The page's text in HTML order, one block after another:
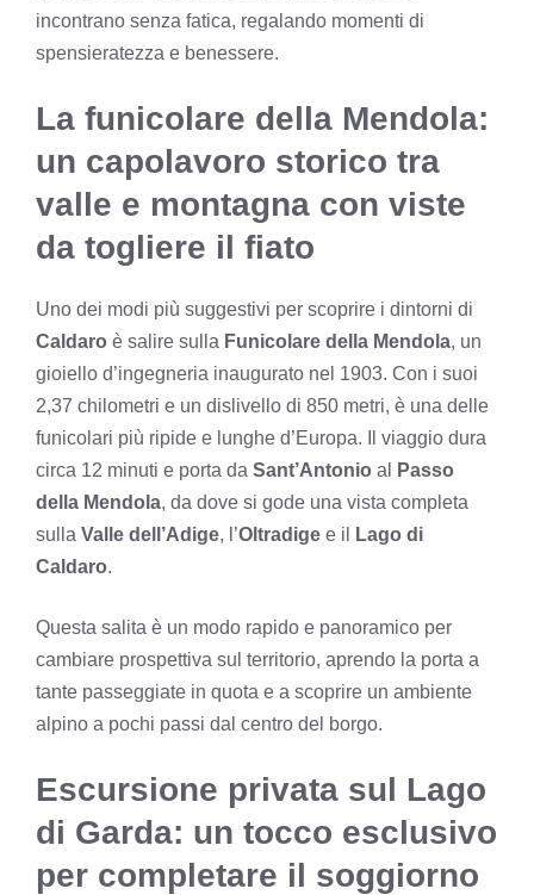
incontrano senza fatica, regalando momenti di
spensieratezza e benessere.
La funicolare della Mendola:
un capolavoro storico tra
valle e montagna con viste
da togliere il fiato
Uno dei modi più suggestivi per scoprire i dintorni di
Caldaro è salire sulla Funicolare della Mendola, un
gioiello d’ingegneria inaugurato nel 1903. Con i suoi
2,37 chilometri e un dislivello di 850 metri, è una delle
funicolari più ripide e lunghe d’Europa. Il viaggio dura
circa 12 minuti e porta da Sant’Antonio al
Passo
della Mendola, da dove si gode una vista completa
sulla Valle dell’Adige, l’Oltradige e il
Lago di
Caldaro.
Questa salita è un modo rapido e panoramico per
cambiare prospettiva sul territorio, aprendo la porta a
tante passeggiate in quota e a scoprire un ambiente
alpino a pochi passi dal centro del borgo.
Escursione privata sul Lago
di Garda: un tocco esclusivo
per completare il soggiorno